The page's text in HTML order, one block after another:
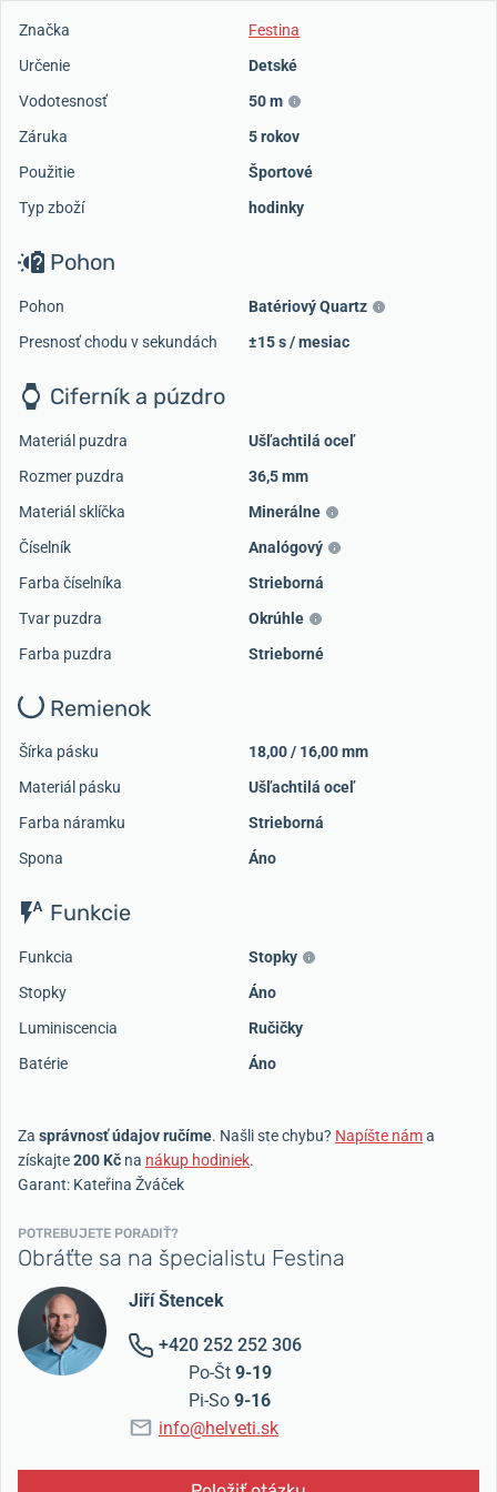
Značka
Festina
Určenie
Detské
Vodotesnosť
50 m
Záruka
5 rokov
Použitie
Športové
Typ zboží
hodinky
Pohon
Pohon
Batériový Quartz
Presnosť chodu v sekundách
±15 s / mesiac
Ciferník a púzdro
Materiál puzdra
Ušľachtilá oceľ
Rozmer puzdra
36,5 mm
Materiál sklíčka
Minerálne
Číselník
Analógový
Farba číselníka
Strieborná
Tvar puzdra
Okrúhle
Farba puzdra
Strieborné
Remienok
Šírka pásku
18,00 / 16,00 mm
Materiál pásku
Ušľachtilá oceľ
Farba náramku
Strieborná
Spona
Áno
Funkcie
Funkcia
Stopky
Stopky
Áno
Luminiscencia
Ručičky
Batérie
Áno
Za správnosť údajov ručíme. Našli ste chybu? Napíšte náma
získajte200 Kč na nákup hodiniek.
Garant: Kateřina Žváček
POTREBUJETE PORADIŤ?
Obráťte sa na špecialistu Festina
Jiří Štencek
+420 252 252 306
Po-Št 9-19
Pi-So 9-16
info@helveti.sk